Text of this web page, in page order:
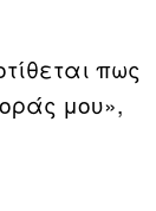
πως
μου»,